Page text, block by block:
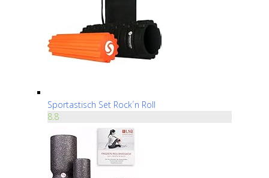
Sportastisch Set Rock´n Roll
8.8